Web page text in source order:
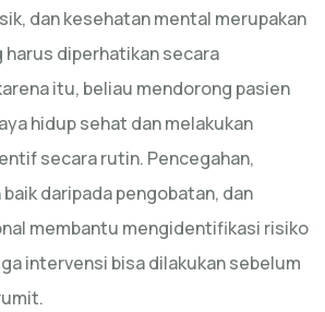
dan kesehatan mental merupakan
diperhatikan secara
itu, beliau mendorong pasien
hidup sehat dan melakukan
secara rutin. Pencegahan,
daripada pengobatan, dan
membantu mengidentifikasi risiko
intervensi bisa dilakukan sebelum